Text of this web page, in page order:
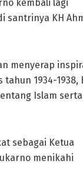
kembali lagi
santrinya KH
menyerap
1934-1938,
Islam serta
sebagai Ketua
menikahi